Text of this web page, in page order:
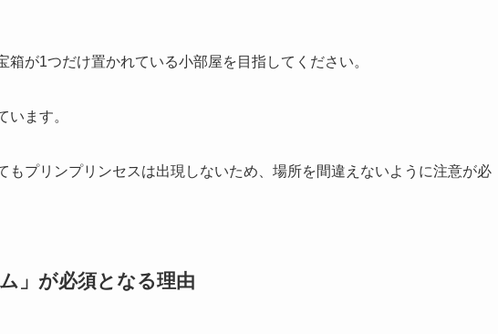
が1つだけ置かれている小部屋を目指してください。
います。
もプリンプリンセスは出現しないため、場所を間違えないように注意が必
」が必須となる理由